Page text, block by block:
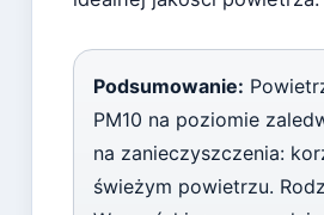
Podsumowanie:
PM10 na poziomie
na zanieczyszczenia:
świeżym powietrzu.